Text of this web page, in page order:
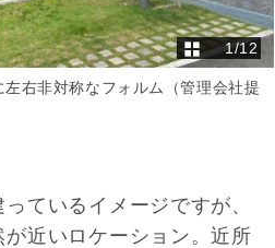
1/12
右非対称なフォルム（管理会社提
ているイメージですが、
近いロケーション。近所